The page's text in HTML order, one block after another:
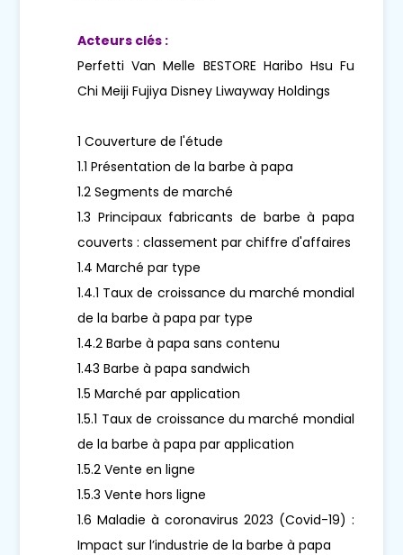
Acteurs clés :
Perfetti Van Melle BESTORE Haribo Hsu Fu
Chi Meiji Fujiya Disney Liwayway Holdings
1 Couverture de l'étude
1.1 Présentation de la barbe à papa
1.2 Segments de marché
1.3 Principaux fabricants de barbe à papa
couverts : classement par chiffre d'affaires
1.4 Marché par type
1.4.1 Taux de croissance du marché mondial
de la barbe à papa par type
1.4.2 Barbe à papa sans contenu
1.43 Barbe à papa sandwich
1.5 Marché par application
1.5.1 Taux de croissance du marché mondial
de la barbe à papa par application
1.5.2 Vente en ligne
1.5.3 Vente hors ligne
1.6 Maladie à coronavirus 2023 (Covid-19) :
Impact sur l’industrie de la barbe à papa